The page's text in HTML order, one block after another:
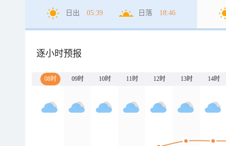
日出 05:39 日落 18:46
逐小时预报
08时 09时 10时 11时 12时 13时 14时